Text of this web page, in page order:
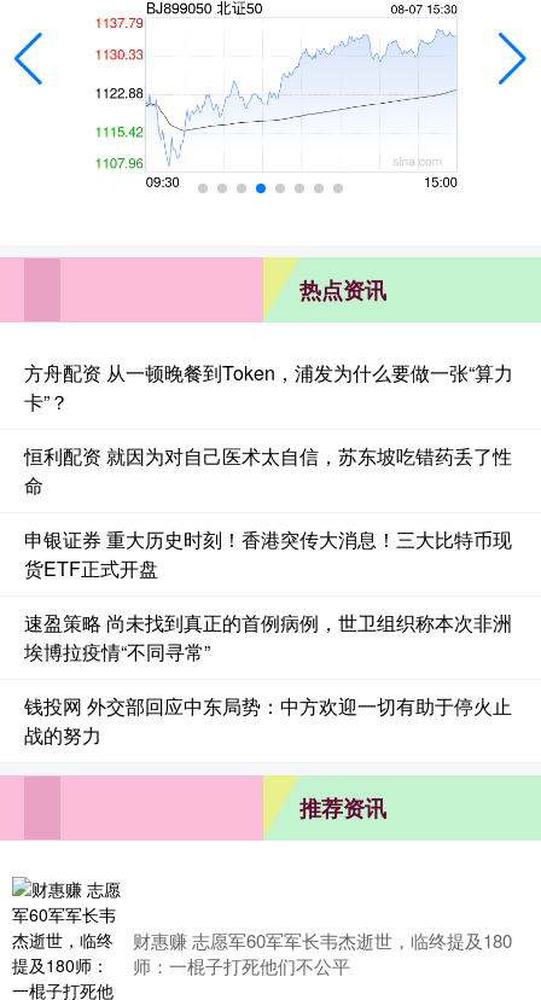
热点资讯
方舟配资 从一顿晚餐到Token，浦发为什么要做一张“算力
卡”？
恒利配资 就因为对自己医术太自信，苏东坡吃错药丢了性
命
申银证券 重大历史时刻！香港突传大消息！三大比特币现
货ETF正式开盘
速盈策略 尚未找到真正的首例病例，世卫组织称本次非洲
埃博拉疫情“不同寻常”
钱投网 外交部回应中东局势：中方欢迎一切有助于停火止
战的努力
推荐资讯
财惠赚 志愿军60军军长韦杰逝世，临终提及180
师：一棍子打死他们不公平